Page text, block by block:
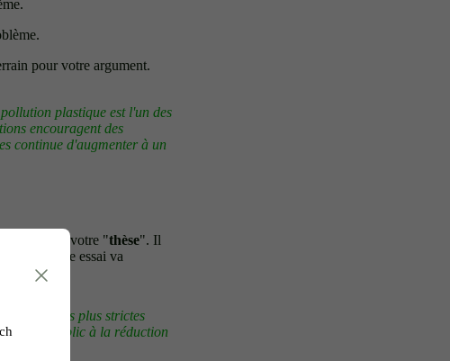
pour votre argument.
plastique est l'un des
encouragent des
continue d'augmenter à un
C'est votre "thèse". Il
que votre essai va
plus strictes
le public à la réduction